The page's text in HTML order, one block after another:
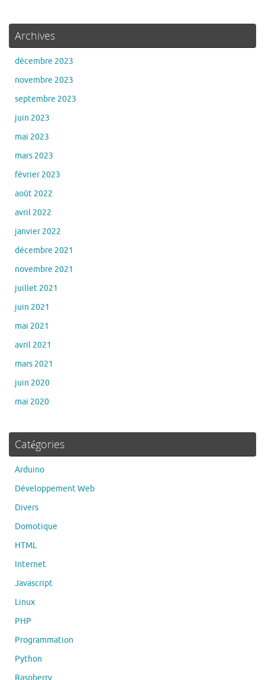
Archives
décembre 2023
novembre 2023
septembre 2023
juin 2023
mai 2023
mars 2023
février 2023
août 2022
avril 2022
janvier 2022
décembre 2021
novembre 2021
juillet 2021
juin 2021
mai 2021
avril 2021
mars 2021
juin 2020
mai 2020
Catégories
Arduino
Développement Web
Divers
Domotique
HTML
Internet
Javascript
Linux
PHP
Programmation
Python
Raspberry